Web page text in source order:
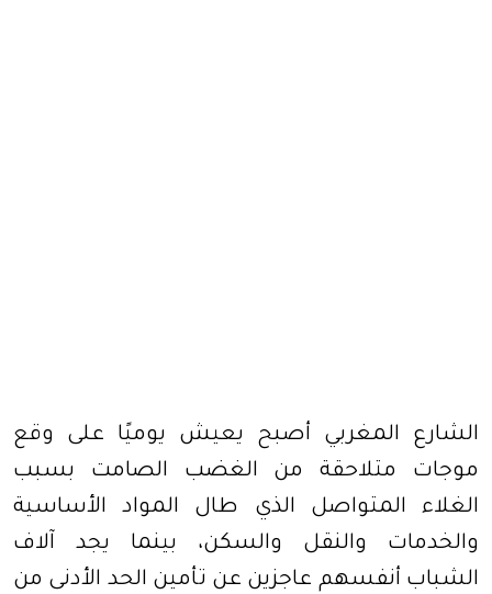
الشارع المغربي أصبح يعيش يوميًا على وقع
موجات متلاحقة من الغضب الصامت بسبب
الغلاء المتواصل الذي طال المواد الأساسية
والخدمات والنقل والسكن، بينما يجد آلاف
الشباب أنفسهم عاجزين عن تأمين الحد الأدنى من